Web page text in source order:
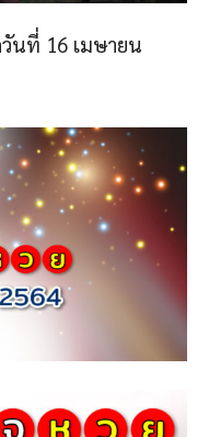
นที่ 16 เมษายน